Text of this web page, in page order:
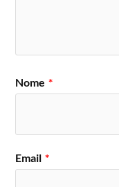
Nome *
Email *